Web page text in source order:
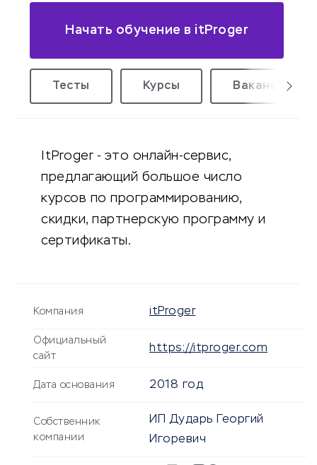
Начать обучение в itProger
Тесты Курсы Вакансии
ItProger - это онлайн-сервис,
предлагающий большое число
курсов по программированию,
скидки, партнерскую программу и
сертификаты.
Компания itProger
Официальный
сайт
https://itproger.com
Дата основания 2018 год
Собственник
компании
ИП Дударь Георгий
Игоревич